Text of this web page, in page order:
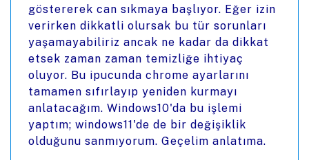
göstererek can sıkmaya başlıyor. Eğer izin
verirken dikkatli olursak bu tür sorunları
yaşamayabiliriz ancak ne kadar da dikkat
etsek zaman zaman temizliğe ihtiyaç
oluyor. Bu ipucunda chrome ayarlarını
tamamen sıfırlayıp yeniden kurmayı
anlatacağım. Windows10'da bu işlemi
yaptım; windows11'de de bir değişiklik
olduğunu sanmıyorum. Geçelim anlatıma.